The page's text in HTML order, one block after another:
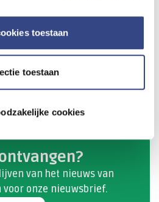
toestaan
toestaan
cookies
van het nieuws van
voor onze nieuwsbrief.
rapport, inclusief wijzigingen in